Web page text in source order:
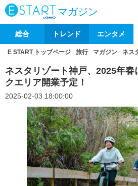
マガジン
総合 トレンド エンタメ
E START トップページ 旅行 マガジン ネス
ネスタリゾート神戸、2025年春
クエリア開業予定！
2025-02-03 18:00:00